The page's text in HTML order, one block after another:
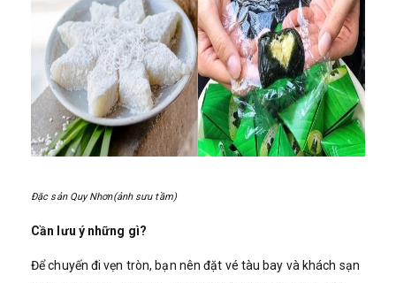
Đặc sản Quy Nhơn(ảnh sưu tầm)
Cần lưu ý những gì?
Để chuyến đi vẹn tròn, bạn nên đặt vé tàu bay và khách sạn